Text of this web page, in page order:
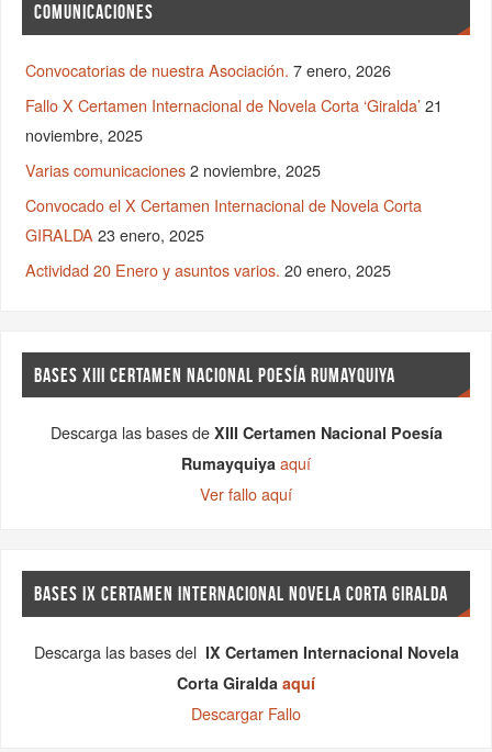
COMUNICACIONES
Convocatorias de nuestra Asociación. 7 enero, 2026
Fallo X Certamen Internacional de Novela Corta ‘Giralda’ 21
noviembre, 2025
Varias comunicaciones 2 noviembre, 2025
Convocado el X Certamen Internacional de Novela Corta
GIRALDA 23 enero, 2025
Actividad 20 Enero y asuntos varios. 20 enero, 2025
BASES XIII CERTAMEN NACIONAL POESÍA RUMAYQUIYA
Descarga las bases de XIII Certamen Nacional Poesía
Rumayquiya aquí
Ver fallo aquí
BASES IX CERTAMEN INTERNACIONAL NOVELA CORTA GIRALDA
Descarga las bases del IX Certamen Internacional Novela
Corta Giralda aquí
Descargar Fallo